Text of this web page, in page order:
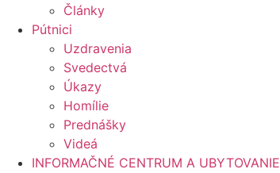
Články
Pútnici
Uzdravenia
Svedectvá
Úkazy
Homílie
Prednášky
Videá
INFORMAČNÉ CENTRUM A UBYTOVANIE